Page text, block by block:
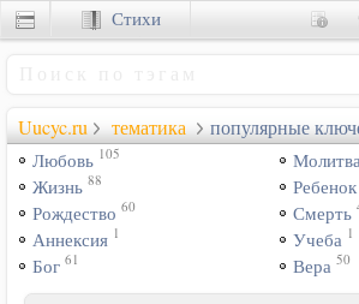
Uucyc.ru тематика популярные
Любовь 105
Жизнь 88
Рождество 60
Аннексия 1
Бог 61
Молитва
Ребенок
Смерть
Учеба 1
Вера 50
Стихи